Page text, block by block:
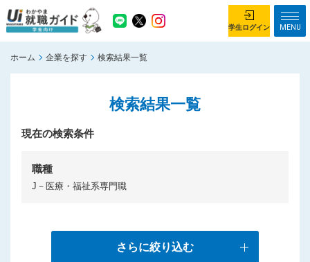
企業を探す
がっつり就業体験コース
イベント情報
お知らせ
ちょこっと仕事体験コース トップ
学生ログイン MENU
ホーム 企業を探す 検索結果一覧
検索結果一覧
現在の検索条件
職種
J－医療・福祉系専門職
さらに絞り込む